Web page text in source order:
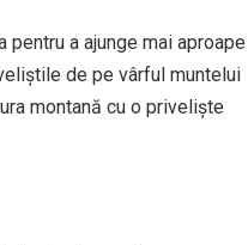
a ajunge mai aproape
de pe vârful muntelui
montană cu o priveliște